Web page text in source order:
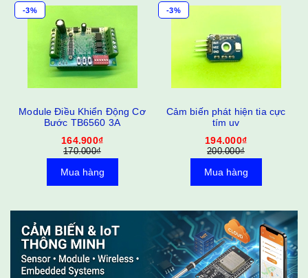
-3%
Module Điều Khiển Động Cơ
Bước TB6560 3A
164.900₫
170.000₫
Mua hàng
-3%
Cảm biến phát hiện tia cực
tím uv
194.000₫
200.000₫
Mua hàng